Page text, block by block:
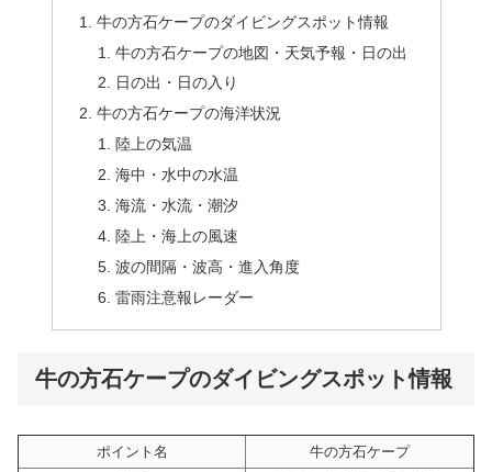
牛の方石ケープのダイビングスポット情報
牛の方石ケープの地図・天気予報・日の出
日の出・日の入り
牛の方石ケープの海洋状況
陸上の気温
海中・水中の水温
海流・水流・潮汐
陸上・海上の風速
波の間隔・波高・進入角度
雷雨注意報レーダー
牛の方石ケープのダイビングスポット情報
ポイント名
牛の方石ケープ